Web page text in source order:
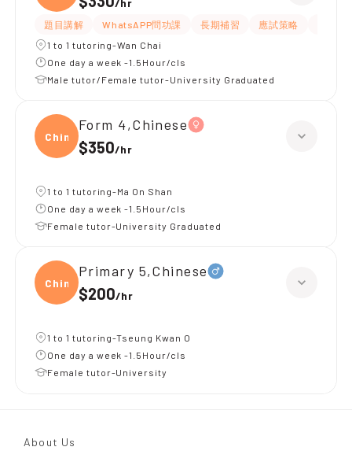
/hr
題目講解 WhatsAPP問功課 長期補習 應試策略
1 to 1 tutoring-Wan Chai
One day a week -1.5Hour/cls
Male tutor/Female tutor-University Graduated
Chine
Form 4,Chinese
$350/hr
1 to 1 tutoring-Ma On Shan
One day a week -1.5Hour/cls
Female tutor-University Graduated
Chine
Primary 5,Chinese
$200/hr
1 to 1 tutoring-Tseung Kwan O
One day a week -1.5Hour/cls
Female tutor-University
About Us